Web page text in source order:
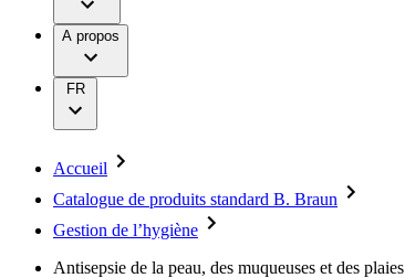
Traitement du sang extracorporel
Thérapie vasculaire interventionnelle
Traitement de la douleur
Traitement des plaies
Troubles de la continence et urologie
Pathologies
Services
Vos opportunités
Média
Responsabilité
A propos
FR
Accueil
Catalogue de produits standard B. Braun
Gestion de l’hygiène
Antisepsie de la peau, des muqueuses et des plaies